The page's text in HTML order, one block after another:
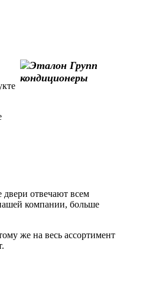
отвечают всем
компании, больше
же на весь ассортимент